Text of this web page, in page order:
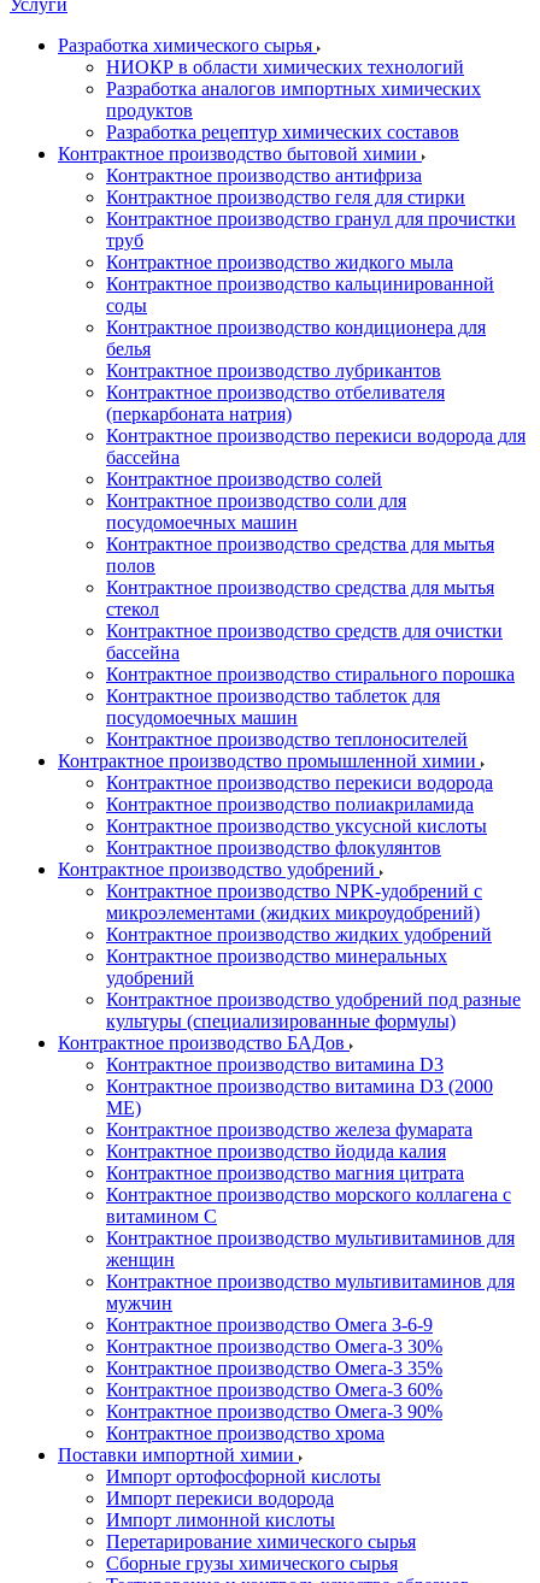
Услуги
Разработка химического сырья
НИОКР в области химических технологий
Разработка аналогов импортных химических
продуктов
Разработка рецептур химических составов
Контрактное производство бытовой химии
Контрактное производство антифриза
Контрактное производство геля для стирки
Контрактное производство гранул для прочистки
труб
Контрактное производство жидкого мыла
Контрактное производство кальцинированной
соды
Контрактное производство кондиционера для
белья
Контрактное производство лубрикантов
Контрактное производство отбеливателя
(перкарбоната натрия)
Контрактное производство перекиси водорода для
бассейна
Контрактное производство солей
Контрактное производство соли для
посудомоечных машин
Контрактное производство средства для мытья
полов
Контрактное производство средства для мытья
стекол
Контрактное производство средств для очистки
бассейна
Контрактное производство стирального порошка
Контрактное производство таблеток для
посудомоечных машин
Контрактное производство теплоносителей
Контрактное производство промышленной химии
Контрактное производство перекиси водорода
Контрактное производство полиакриламида
Контрактное производство уксусной кислоты
Контрактное производство флокулянтов
Контрактное производство удобрений
Контрактное производство NPK-удобрений с
микроэлементами (жидких микроудобрений)
Контрактное производство жидких удобрений
Контрактное производство минеральных
удобрений
Контрактное производство удобрений под разные
культуры (специализированные формулы)
Контрактное производство БАДов
Контрактное производство витамина D3
Контрактное производство витамина D3 (2000
МЕ)
Контрактное производство железа фумарата
Контрактное производство йодида калия
Контрактное производство магния цитрата
Контрактное производство морского коллагена с
витамином С
Контрактное производство мультивитаминов для
женщин
Контрактное производство мультивитаминов для
мужчин
Контрактное производство Омега 3-6-9
Контрактное производство Омега-3 30%
Контрактное производство Омега-3 35%
Контрактное производство Омега-3 60%
Контрактное производство Омега-3 90%
Контрактное производство хрома
Поставки импортной химии
Импорт ортофосфорной кислоты
Импорт перекиси водорода
Импорт лимонной кислоты
Перетарирование химического сырья
Сборные грузы химического сырья